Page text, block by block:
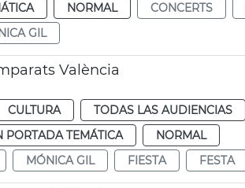
NORMAL CONCERTS
GIL
València
CULTURA TODAS LAS AUDIENCIAS
PORTADA TEMÁTICA
NORMAL
MÓNICA GIL FIESTA FESTA